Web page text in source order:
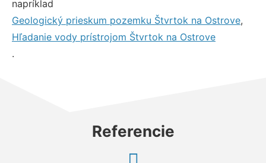
napríklad
Geologický prieskum pozemku Štvrtok na Ostrove,
Hľadanie vody prístrojom Štvrtok na Ostrove
.
Referencie